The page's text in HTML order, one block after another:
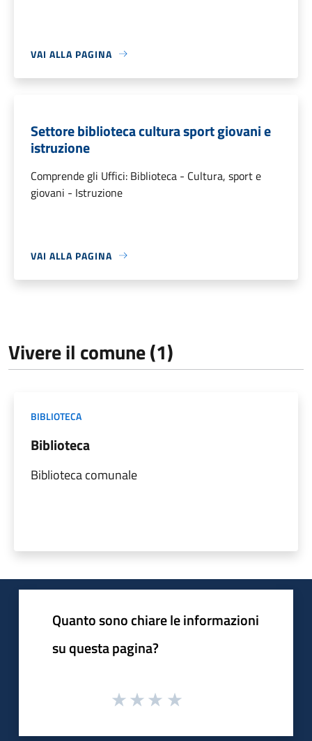
VAI ALLA PAGINA
Settore biblioteca cultura sport giovani e
istruzione
Comprende gli Uffici: Biblioteca - Cultura, sport e
giovani - Istruzione
VAI ALLA PAGINA
Vivere il comune (1)
BIBLIOTECA
Biblioteca
Biblioteca comunale
Quanto sono chiare le informazioni
su questa pagina?